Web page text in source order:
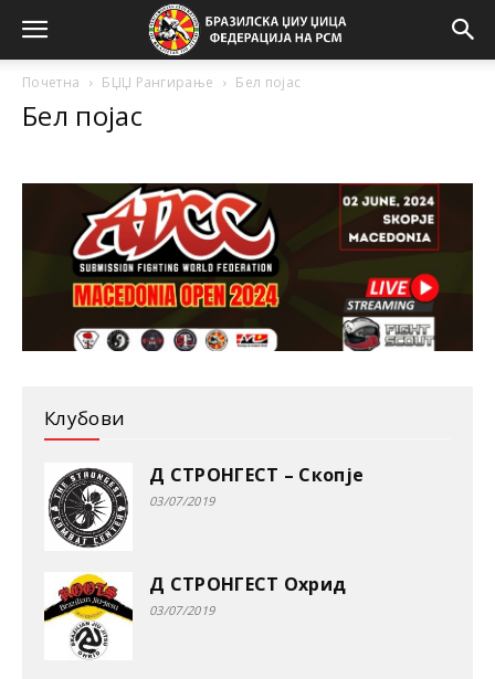
Почетна БЏЏ Рангирање Бел појас
Бел појас
Клубови
Д СТРОНГЕСТ – Скопје
03/07/2019
Д СТРОНГЕСТ Охрид
03/07/2019